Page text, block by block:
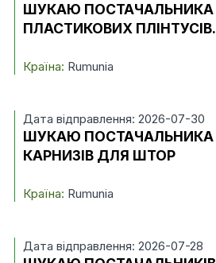
ШУКАЮ ПОСТАЧАЛЬНИКА
ПЛАСТИКОВИХ ПЛІНТУСІВ.
Країна: Rumunia
Дата відправлення: 2026-07-30
ШУКАЮ ПОСТАЧАЛЬНИКА
КАРНИЗІВ ДЛЯ ШТОР
Країна: Rumunia
Дата відправлення: 2026-07-28